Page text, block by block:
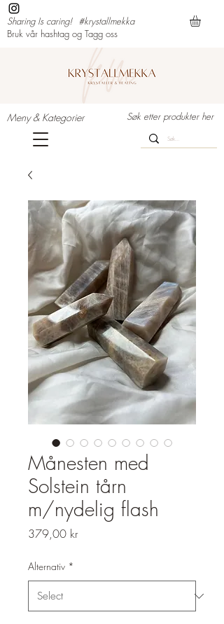
Meny & Kategorier
#krystallmekka
Sharing Is caring!
Bruk vår hashtag og Tagg oss
Søk etter produkter her
Månesten med
Solstein tårn
m/nydelig flash
379,00 krPrice
Alternativ *